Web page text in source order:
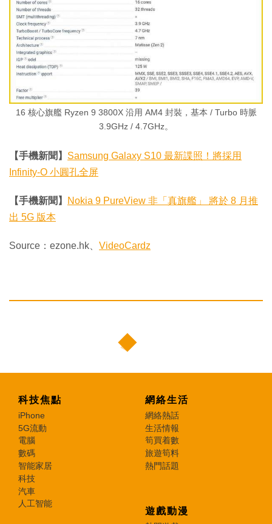
16 核心旗艦 Ryzen 9 3800X 沿用 AM4 封裝，基本 / Turbo 時脈
3.9GHz / 4.7GHz。
【手機新聞】 Samsung Galaxy S10 最新諜照！將採用
Infinity-O 小圓孔全屏
【手機新聞】
Nokia 9 PureView 非「真旗艦」 將於 8 月推
出 5G 版本
Source：ezone.hk、 VideoCardz
科技焦點
iPhone
5G流動
電腦
數碼
智能家居
科技
汽車
人工智能
網絡生活
網絡熱話
生活情報
筍買着數
旅遊筍料
熱門話題
遊戲動漫